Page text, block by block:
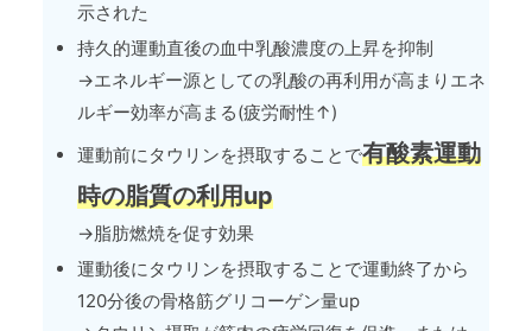
示された
持久的運動直後の血中乳酸濃度の上昇を抑制
→エネルギー源としての乳酸の再利用が高まりエネ
ルギー効率が高まる(疲労耐性↑)
運動前にタウリンを摂取することで有酸素運動
時の脂質の利用up
→脂肪燃焼を促す効果
運動後にタウリンを摂取することで運動終了から
120分後の骨格筋グリコーゲン量up